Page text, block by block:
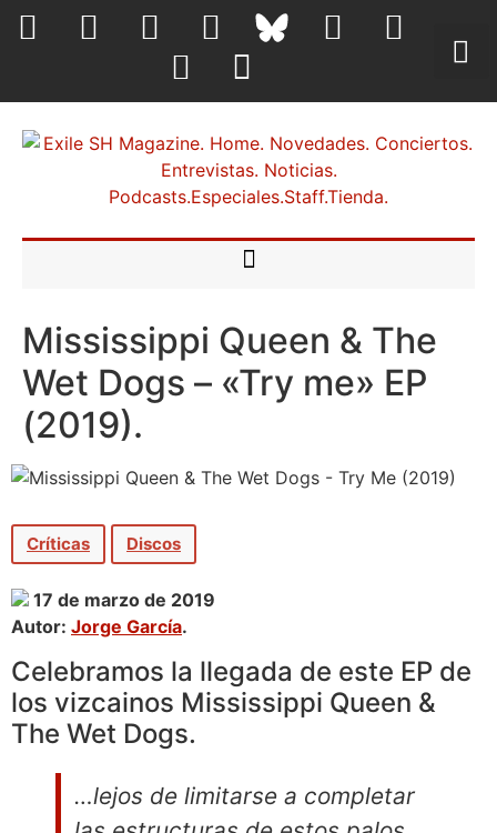
Mississippi Queen & The
Wet Dogs – «Try me» EP
(2019).
Críticas Discos
17 de marzo de 2019
Autor: Jorge García.
Celebramos la llegada de este EP de
los vizcainos Mississippi Queen &
The Wet Dogs.
…lejos de limitarse a completar